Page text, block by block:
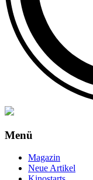
Menü
Magazin
Neue Artikel